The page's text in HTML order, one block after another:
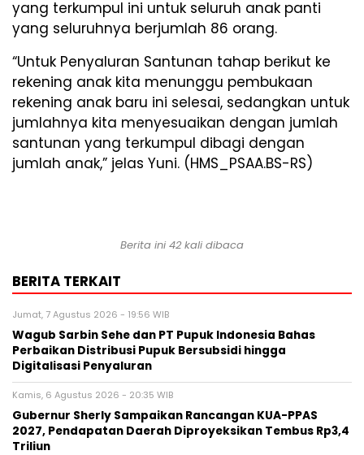
yang terkumpul ini untuk seluruh anak panti
yang seluruhnya berjumlah 86 orang.
“Untuk Penyaluran Santunan tahap berikut ke
rekening anak kita menunggu pembukaan
rekening anak baru ini selesai, sedangkan untuk
jumlahnya kita menyesuaikan dengan jumlah
santunan yang terkumpul dibagi dengan
jumlah anak,” jelas Yuni. (HMS_PSAA.BS-RS)
Berita ini 42 kali dibaca
BERITA TERKAIT
Jumat, 7 Agustus 2026 - 19:56 WIB
Wagub Sarbin Sehe dan PT Pupuk Indonesia Bahas
Perbaikan Distribusi Pupuk Bersubsidi hingga
Digitalisasi Penyaluran
Kamis, 6 Agustus 2026 - 20:35 WIB
Gubernur Sherly Sampaikan Rancangan KUA-PPAS
2027, Pendapatan Daerah Diproyeksikan Tembus Rp3,4
Triliun